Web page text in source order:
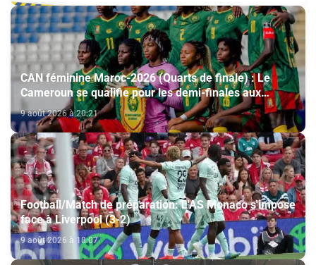
CAN féminine Maroc-2026 (Quarts de finale) : Le
Cameroun se qualifie pour les demi-finales aux
dépens du Nigeria (1-0)
9 août 2026 à 20:21
Football/Match de préparation: L'AS Monaco s'impose
face à Liverpool (3-2)
9 août 2026 à 18:07